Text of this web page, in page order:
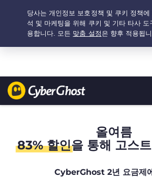
추천 옵션: 최저가 - 2.1666666666667년
올여름
83% 할인을 통해 고스
CyberGhost 2년 요금제